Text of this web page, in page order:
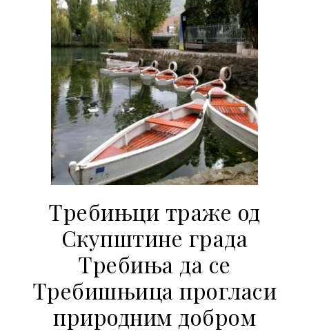
Требињци траже од
Скупштине града
Требиња да се
Требишњица прогласи
природним добром